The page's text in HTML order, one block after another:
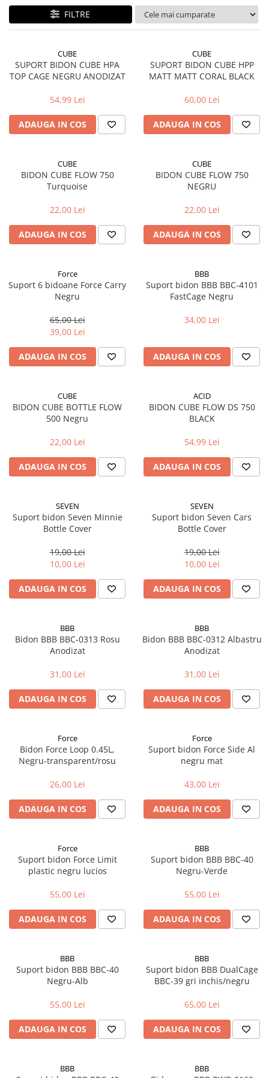
Accesorii biciclete
Scaun bicicleta copii
Chei si scule bicicleta
Portbagaj bicicleta
Cosuri bicicleta
Pompa bicicleta
Accesorii biciclete copii
Claxon bicicleta
Suport telefon bicicleta
Oglinzi bicicleta
Aparatori noroi bicicleta
Suport bicicleta
Computer bicicleta
Piese biciclete
Camera bicicleta
Pinioane
Urechi cadru bicicleta
Mansoane si ghidolina
Pipe ghidon
Pedale bicicleta
Furci bicicleta
Cabluri si camasi
Frana bicicleta
Discuri frana bicicleta
Saboti frana bicicleta
Frane pe disc
Frane pe janta
Accesorii frane bicicleta
Spite
Butuci
Jante bicicleta
Tija sa bicicleta
Coliere si cleme sa
Angrenaje bicicleta
Angrenaj pedalier
Butuci pedalieri
Brat pedalier
Schimbator de viteze bicicleta
Schimbatoare fata
Schimbatoare spate
Manete frana bicicleta
FILTRE
CUBE
SUPORT BIDON CUBE HPA
TOP CAGE NEGRU ANODIZAT
54,99 Lei
ADAUGA IN COS
CUBE
SUPORT BIDON CUBE HPP
MATT MATT CORAL BLACK
60,00 Lei
ADAUGA IN COS
CUBE
BIDON CUBE FLOW 750
Turquoise
22,00 Lei
ADAUGA IN COS
CUBE
BIDON CUBE FLOW 750
NEGRU
22,00 Lei
ADAUGA IN COS
Force
Suport 6 bidoane Force Carry
Negru
65,00 Lei
39,00 Lei
ADAUGA IN COS
BBB
Suport bidon BBB BBC-4101
FastCage Negru
34,00 Lei
ADAUGA IN COS
CUBE
BIDON CUBE BOTTLE FLOW
500 Negru
22,00 Lei
ADAUGA IN COS
ACID
BIDON CUBE FLOW DS 750
BLACK
54,99 Lei
ADAUGA IN COS
SEVEN
Suport bidon Seven Minnie
Bottle Cover
19,00 Lei
10,00 Lei
ADAUGA IN COS
SEVEN
Suport bidon Seven Cars
Bottle Cover
19,00 Lei
10,00 Lei
ADAUGA IN COS
BBB
Bidon BBB BBC-0313 Rosu
Anodizat
31,00 Lei
ADAUGA IN COS
BBB
Bidon BBB BBC-0312 Albastru
Anodizat
31,00 Lei
ADAUGA IN COS
Force
Bidon Force Loop 0.45L,
Negru-transparent/rosu
26,00 Lei
ADAUGA IN COS
Force
Suport bidon Force Side Al
negru mat
43,00 Lei
ADAUGA IN COS
Force
Suport bidon Force Limit
plastic negru lucios
55,00 Lei
ADAUGA IN COS
BBB
Suport bidon BBB BBC-40
Negru-Verde
55,00 Lei
ADAUGA IN COS
BBB
Suport bidon BBB BBC-40
Negru-Alb
55,00 Lei
ADAUGA IN COS
BBB
Suport bidon BBB DualCage
BBC-39 gri inchis/negru
65,00 Lei
ADAUGA IN COS
BBB BBB